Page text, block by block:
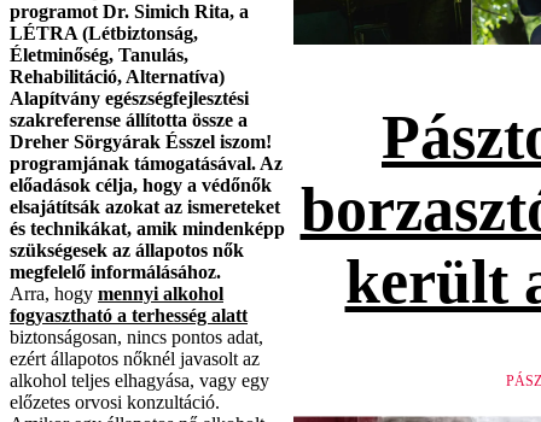
programot Dr. Simich Rita, a
LÉTRA (Létbiztonság,
Életminőség, Tanulás,
Rehabilitáció, Alternatíva)
Alapítvány egészségfejlesztési
szakreferense állította össze a
Dreher Sörgyárak Ésszel iszom!
programjának támogatásával. Az
előadások célja, hogy a védőnők
elsajátítsák azokat az ismereteket
és technikákat, amik mindenképp
szükségesek az állapotos nők
megfelelő informálásához.
Arra, hogy mennyi alkohol
fogyasztható a terhesség alatt
biztonságosan, nincs pontos adat,
ezért állapotos nőknél javasolt az
alkohol teljes elhagyása, vagy egy
előzetes orvosi konzultáció.
került